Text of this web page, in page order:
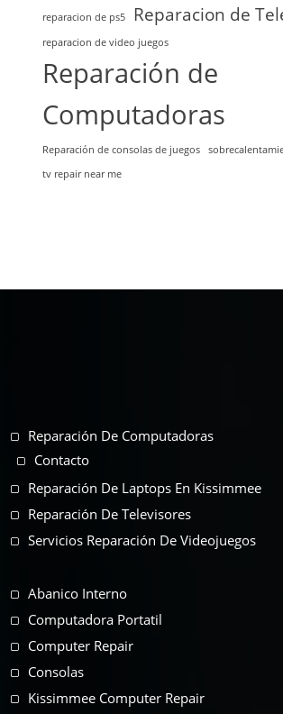
reparacion de ps5 Reparacion de
reparacion de video juegos
Reparación de
Computadoras
Reparación de consolas de juegos
tv repair near me
Reparación De Computadoras
Contacto
Reparación De Laptops En Kissimmee
Reparación De Televisores
Servicios Reparación De Videojuegos
Abanico Interno
Computadora Portatil
Computer Repair
Consolas
Kissimmee Computer Repair